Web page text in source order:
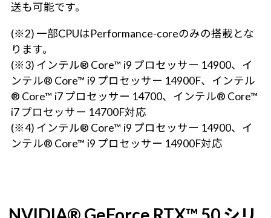
送も可能です。
(※2) 一部CPUはPerformance-coreのみの搭載とな
ります。
(※3) インテル® Core™ i9 プロセッサー 14900、イ
ンテル® Core™ i9 プロセッサー 14900F、インテル
® Core™ i7 プロセッサー 14700、インテル® Core™
i7 プロセッサー 14700F対応
(※4) インテル® Core™ i9 プロセッサー 14900、イ
ンテル® Core™ i9 プロセッサー 14900F対応